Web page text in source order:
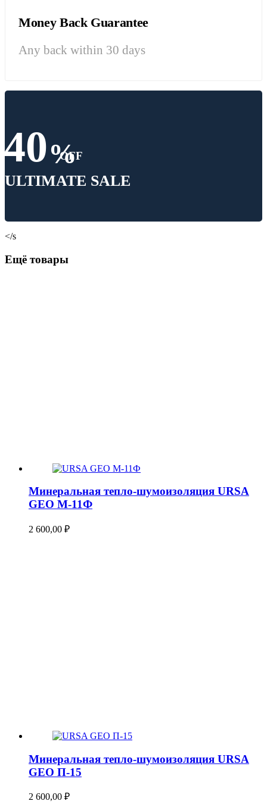
Money Back Guarantee
Any back within 30 days
40%
OFF
ULTIMATE SALE
</s
Ещё товары
Минеральная тепло-шумоизоляция URSA
GEO М-11Ф
2 600,00 ₽
Минеральная тепло-шумоизоляция URSA
GEO П-15
2 600,00 ₽